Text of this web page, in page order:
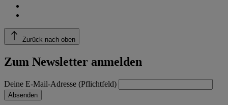
Zurück nach oben
Zum Newsletter anmelden
Deine E-Mail-Adresse (Pflichtfeld)
Absenden